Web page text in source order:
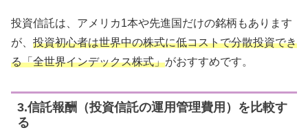
投資信託は、アメリカ1本や先進国だけの銘柄もあります
が、 投資初心者は世界中の株式に低コストで分散投資でき
る「全世界インデックス株式」がおすすめです。
3.信託報酬（投資信託の運用管理費用）を比較す
る